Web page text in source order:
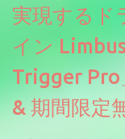
実現するド
イン
Trigger Pro
& 期間限定